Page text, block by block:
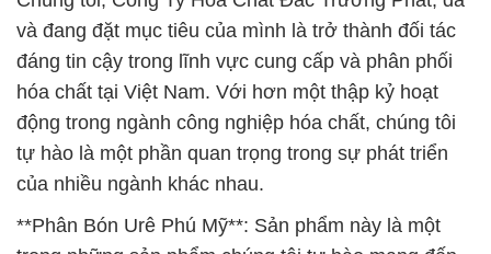
cho người nông dân và người làm vườn. Phân bón
Urê Phú Mỹ của chúng tôi được sản xuất với mục
tiêu cung cấp dưỡng chất cần thiết cho cây trồng.
Được chiết xuất từ urê cao cấp và các thành phần
chất lượng khác, sản phẩm giúp cây trồng phát triển
mạnh mẽ và kháng bệnh tốt hơn. Chúng tôi cam kết
sử dụng công nghệ tiên tiến để đảm bảo sản phẩm
luôn đạt chất lượng tốt nhất, giúp nâng cao năng